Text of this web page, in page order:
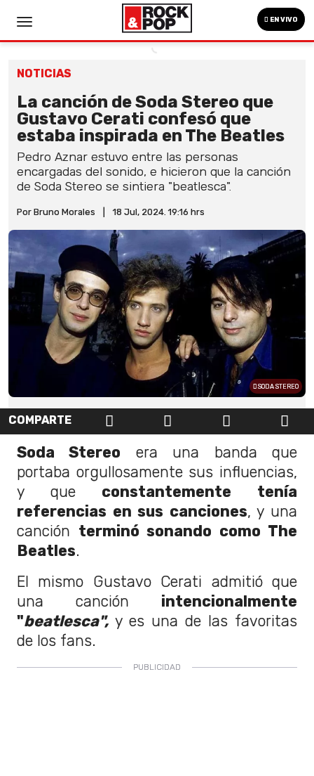
EN VIVO
NOTICIAS
La canción de Soda Stereo que
Gustavo Cerati confesó que
estaba inspirada en The Beatles
Pedro Aznar estuvo entre las personas
encargadas del sonido, e hicieron que la canción
de Soda Stereo se sintiera "beatlesca".
Por Bruno Morales 18 Jul, 2024. 19:16 hrs
SODA STEREO
COMPARTE
Soda Stereo era una banda que
portaba orgullosamente sus influencias,
y que constantemente tenía
referencias en sus canciones, y una
canción terminó sonando como The
Beatles.
El mismo Gustavo Cerati admitió que
una canción intencionalmente
"beatlesca", y es una de las favoritas
de los fans.